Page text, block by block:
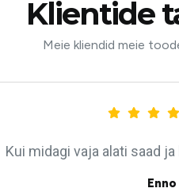
Klientide
Meie kliendid meie
Kui midagi vaja alati saad
Enno